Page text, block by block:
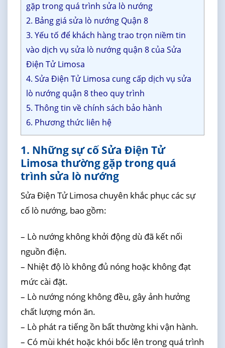
gặp trong quá trình sửa lò nướng
2. Bảng giá sửa lò nướng Quận 8
3. Yếu tố để khách hàng trao trọn niềm tin
vào dịch vụ sửa lò nướng quận 8 của Sửa
Điện Tử Limosa
4. Sửa Điện Tử Limosa cung cấp dịch vụ sửa
lò nướng quận 8 theo quy trình
5. Thông tin về chính sách bảo hành
6. Phương thức liên hệ
1. Những sự cố Sửa Điện Tử
Limosa thường gặp trong quá
trình sửa lò nướng
Sửa Điện Tử Limosa chuyên khắc phục các sự
cố lò nướng, bao gồm:
– Lò nướng không khởi động dù đã kết nối
nguồn điện.
– Nhiệt độ lò không đủ nóng hoặc không đạt
mức cài đặt.
– Lò nướng nóng không đều, gây ảnh hưởng
chất lượng món ăn.
– Lò phát ra tiếng ồn bất thường khi vận hành.
– Có mùi khét hoặc khói bốc lên trong quá trình